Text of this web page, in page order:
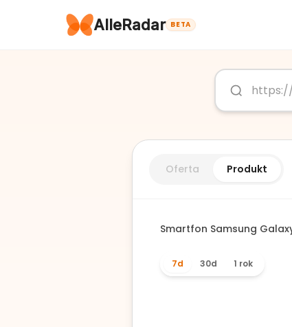
AlleRadar BETA
Oferta Produkt
Smartfon Samsung
7d 30d 1 rok